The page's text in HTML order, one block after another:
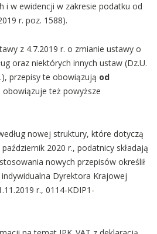
i w ewidencji w zakresie podatku od
r. poz. 1588).
z 4.7.2019 r. o zmianie ustawy o
oraz niektórych innych ustaw (Dz.U.
przepisy te obowiązują od
obowiązuje też powyższe
nowej struktury, które dotyczą
2020 r., podatnicy składają
nowych przepisów określił
Dyrektora Krajowej
r., 0114-KDIP1-